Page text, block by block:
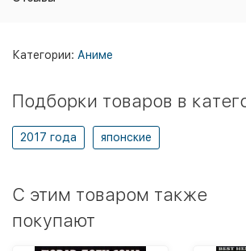
Категории: Аниме
Подборки товаров в
2017 года японские
C этим товаром также
покупают